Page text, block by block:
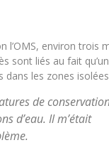
l’OMS, environ trois
sont liés au fait
dans les zones
de
d’eau. Il m’était